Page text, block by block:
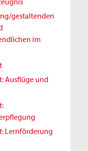
gestaltenden
im
Ausflüge und
Lernförderung